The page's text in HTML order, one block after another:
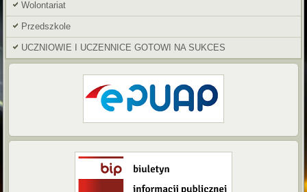
Wolontariat
Przedszkole
UCZNIOWIE I UCZENNICE GOTOWI NA SUKCES